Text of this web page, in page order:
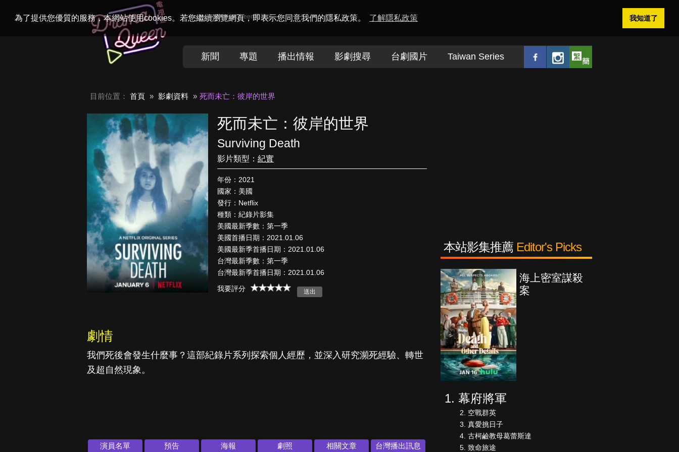
為了提供您優質的服務，本網站使用cookies。若您繼續瀏覽網頁，即表示您同意我們的隱私政策。 了解隱私政策 我知道了
Welcome toDramaQueen電視迷
新聞 專題 播出情報 影劇搜尋 台劇國片 Taiwan Series
目前位置： 首頁 影劇資料 死而未亡：彼岸的世界
死而未亡：彼岸的世界
Surviving Death
影片類型： 紀實
年份：2021
國家：美國
發行：Netflix
種類：紀錄片影集
美國最新季數：第一季
美國首播日期：2021.01.06
美國最新季首播日期：2021.01.06
台灣最新季數：第一季
台灣最新季首播日期：2021.01.06
我要評分
劇情
我們死後會發生什麼事？這部紀錄片系列探索個人經歷，並深入研究瀕死經驗、轉世
及超自然現象。
演員名單 預告 海報 劇照 相關文章 台灣播出訊息
本站影集推薦 Editor's Picks
古柯鹼教母葛
致命旅途
海上密室謀殺
案
幕府將軍
空戰群英
真愛挑日子
古柯鹼教母葛蕾斯達
致命旅途